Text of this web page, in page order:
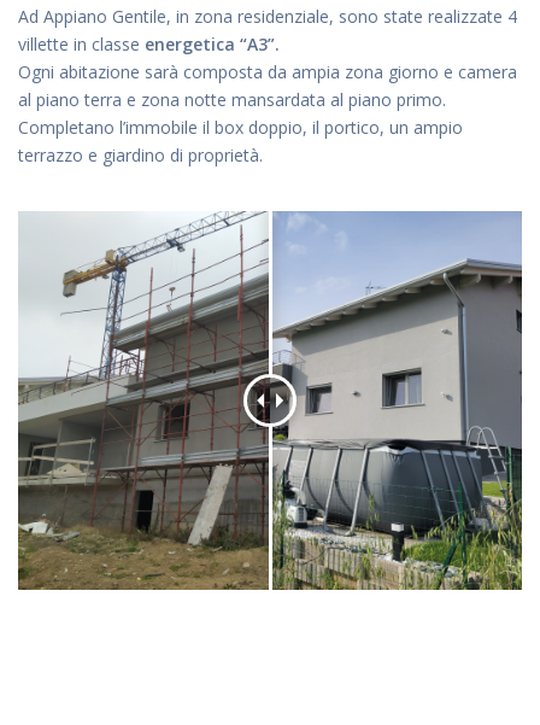
Ad Appiano Gentile, in zona residenziale, sono state realizzate 4
villette in classe energetica “A3”.
Ogni abitazione sarà composta da ampia zona giorno e camera
al piano terra e zona notte mansardata al piano primo.
Completano l’immobile il box doppio, il portico, un ampio
terrazzo e giardino di proprietà.